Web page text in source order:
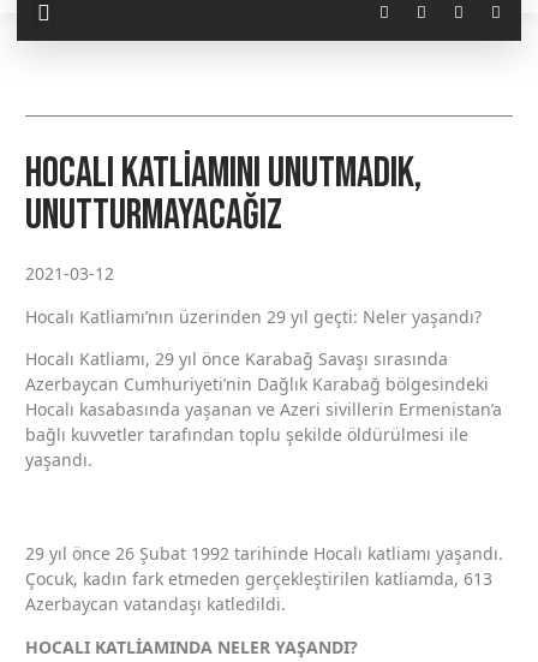
Hocalı Katliamını Unutmadık,
Unutturmayacağız
2021-03-12
Hocalı Katliamı’nın üzerinden 29 yıl geçti: Neler yaşandı?
Hocalı Katliamı, 29 yıl önce Karabağ Savaşı sırasında
Azerbaycan Cumhuriyeti’nin Dağlık Karabağ bölgesindeki
Hocalı kasabasında yaşanan ve Azeri sivillerin Ermenistan’a
bağlı kuvvetler tarafından toplu şekilde öldürülmesi ile
yaşandı.
29 yıl önce 26 Şubat 1992 tarihinde Hocalı katliamı yaşandı.
Çocuk, kadın fark etmeden gerçekleştirilen katliamda, 613
Azerbaycan vatandaşı katledildi.
HOCALI KATLİAMINDA NELER YAŞANDI?